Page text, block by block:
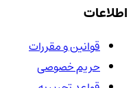
اطلاعات
قوانین و مقررات
حریم خصوصی